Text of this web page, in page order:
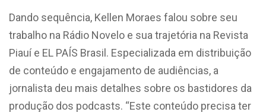
Dando sequência, Kellen Moraes falou sobre seu
trabalho na Rádio Novelo e sua trajetória na Revista
Piauí e EL PAÍS Brasil. Especializada em distribuição
de conteúdo e engajamento de audiências, a
jornalista deu mais detalhes sobre os bastidores da
produção dos podcasts. “Este conteúdo precisa ter